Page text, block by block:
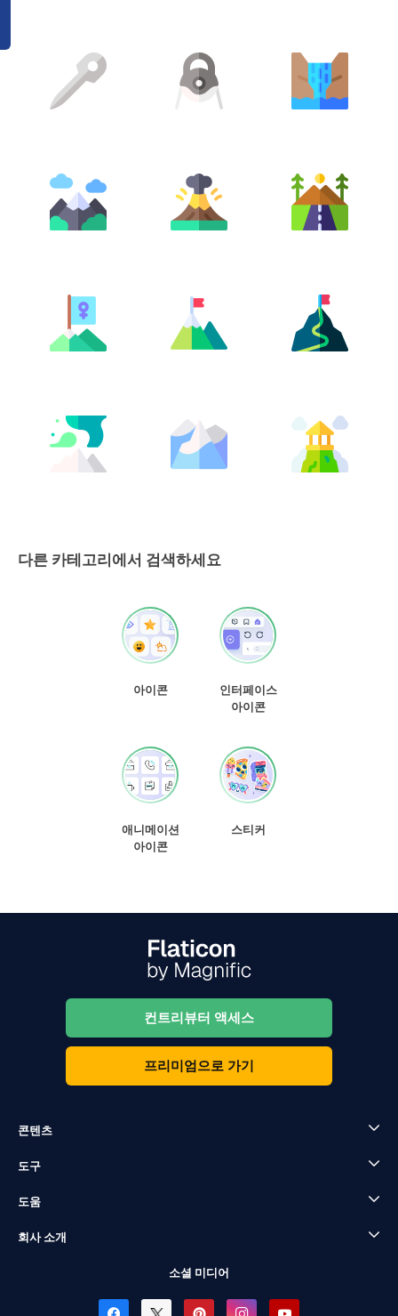
다른 카테고리에서 검색하세요
아이콘
인터페이스
아이콘
애니메이션
아이콘
스티커
컨트리뷰터 액세스
프리미엄으로 가기
콘텐츠
도구
도움
회사 소개
소셜 미디어